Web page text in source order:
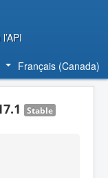
Français (Canada)
Stable